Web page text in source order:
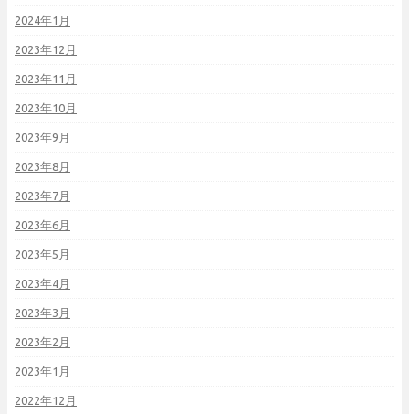
2024年1月
2023年12月
2023年11月
2023年10月
2023年9月
2023年8月
2023年7月
2023年6月
2023年5月
2023年4月
2023年3月
2023年2月
2023年1月
2022年12月